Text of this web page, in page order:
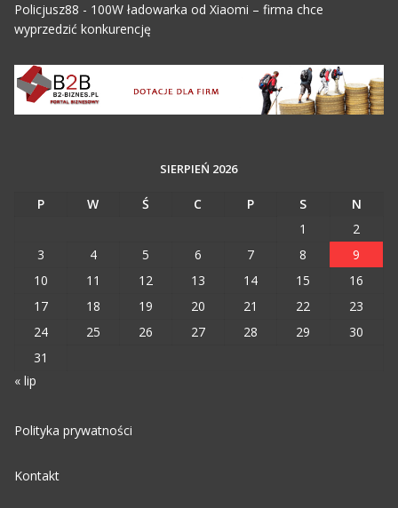
Policjusz88 - 100W ładowarka od Xiaomi – firma chce
wyprzedzić konkurencję
SIERPIEŃ 2026
P W Ś C P S
N
1
2
3
4 5 6 7 8
9
10
11 12 13 14 15
16
17
18 19 20 21 22
23
24
25 26 27 28 29
30
31
« lip
Polityka prywatności
Kontakt